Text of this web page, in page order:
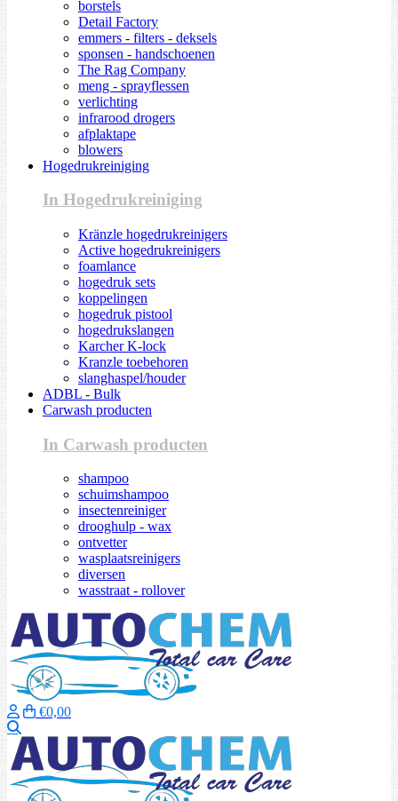
borstels
Detail Factory
emmers - filters - deksels
sponsen - handschoenen
The Rag Company
meng - sprayflessen
verlichting
infrarood drogers
afplaktape
blowers
Hogedrukreiniging
In Hogedrukreiniging
Kränzle hogedrukreinigers
Active hogedrukreinigers
foamlance
hogedruk sets
koppelingen
hogedruk pistool
hogedrukslangen
Karcher K-lock
Kranzle toebehoren
slanghaspel/houder
ADBL - Bulk
Carwash producten
In Carwash producten
shampoo
schuimshampoo
insectenreiniger
drooghulp - wax
ontvetter
wasplaatsreinigers
diversen
wasstraat - rollover
€0,00